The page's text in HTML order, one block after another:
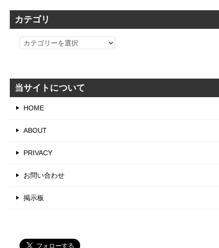
カテゴリ
カ
リ
当サイトについて
HOME
ABOUT
PRIVACY
お問い合わせ
掲示板